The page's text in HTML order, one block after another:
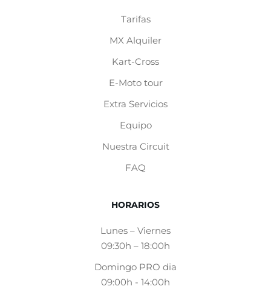
Tarifas
MX Alquiler
Kart-Cross
E-Moto tour
Extra Servicios
Equipo
Nuestra Circuit
FAQ
HORARIOS
Lunes – Viernes
09:30h – 18:00h
Domingo PRO dia
09:00h - 14:00h